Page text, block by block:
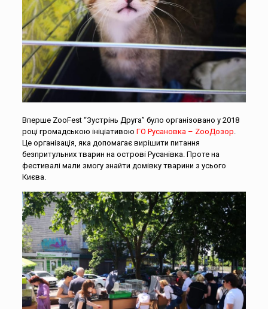
Вперше ZooFest “Зустрінь Друга” було організовано у 2018
році громадською ініціативою ГО Русановка – ZooДозор
Це організація, яка допомагає вирішити питання
безпритульних тварин на острові Русанівка. Проте на
фестивалі мали змогу знайти домівку тварини з усього
Києва.